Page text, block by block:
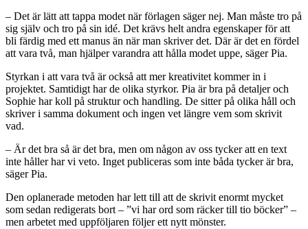
– Det är lätt att tappa modet när förlagen säger nej. Man måste tro på
sig själv och tro på sin idé. Det krävs helt andra egenskaper för att
bli färdig med ett manus än när man skriver det. Där är det en fördel
att vara två, man hjälper varandra att hålla modet uppe, säger Pia.
Styrkan i att vara två är också att mer kreativitet kommer in i
projektet. Samtidigt har de olika styrkor. Pia är bra på detaljer och
Sophie har koll på struktur och handling. De sitter på olika håll och
skriver i samma dokument och ingen vet längre vem som skrivit
vad.
– Är det bra så är det bra, men om någon av oss tycker att en text
inte håller har vi veto. Inget publiceras som inte båda tycker är bra,
säger Pia.
Den oplanerade metoden har lett till att de skrivit enormt mycket
som sedan redigerats bort – ”vi har ord som räcker till tio böcker” –
men arbetet med uppföljaren följer ett nytt mönster.